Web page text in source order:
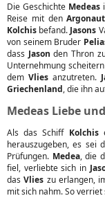
Die Geschichte Medeas
Reise mit den
Kolchis befand. Jasons
von seinem Bruder
dass Jason den Thron
Unternehmung
dem Vlies anzutreten.
Griechenland, die ihn
Medeas Liebe
Als das Schiff Kolchis
herauszugeben, es sei
Prüfungen. Medea, die
fiel, verliebte sich in
dasVlies zu erlangen,
mit sich nahm. So